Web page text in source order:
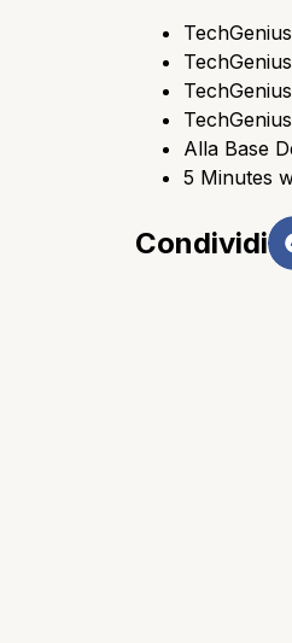
Alla Base
5 Minutes
Condividi